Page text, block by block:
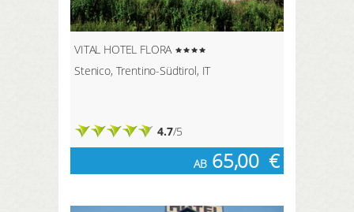
VITAL HOTEL FLORA
Stenico, Trentino-Südtirol, IT
4.7/5
AB 65,00 €